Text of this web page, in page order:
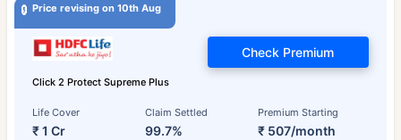
Price revising on 10th Aug
Click 2 Protect Supreme Plus
Life Cover
₹ 1 Cr
Claim Settled
99.7%
Premium Starting
₹ 507/month
Check Premium